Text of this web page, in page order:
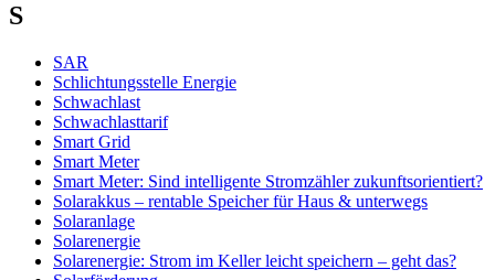
S
SAR
Schlichtungsstelle Energie
Schwachlast
Schwachlasttarif
Smart Grid
Smart Meter
Smart Meter: Sind intelligente Stromzähler zukunftsorientiert?
Solarakkus – rentable Speicher für Haus & unterwegs
Solaranlage
Solarenergie
Solarenergie: Strom im Keller leicht speichern – geht das?